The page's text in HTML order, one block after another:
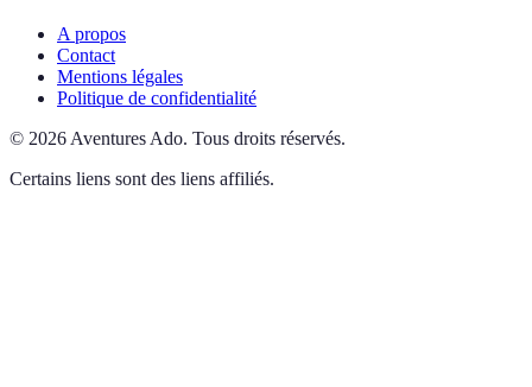
A propos
Contact
Mentions légales
Politique de confidentialité
© 2026 Aventures Ado. Tous droits réservés.
Certains liens sont des liens affiliés.